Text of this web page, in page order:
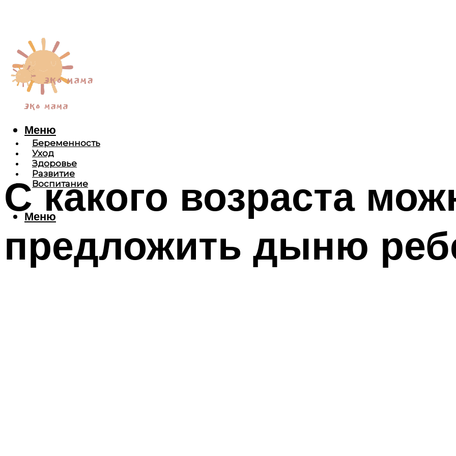
Беременность
Уход
Здоровье
Развитие
Воспитание
Меню
Меню
С какого возраста
предложить дыню